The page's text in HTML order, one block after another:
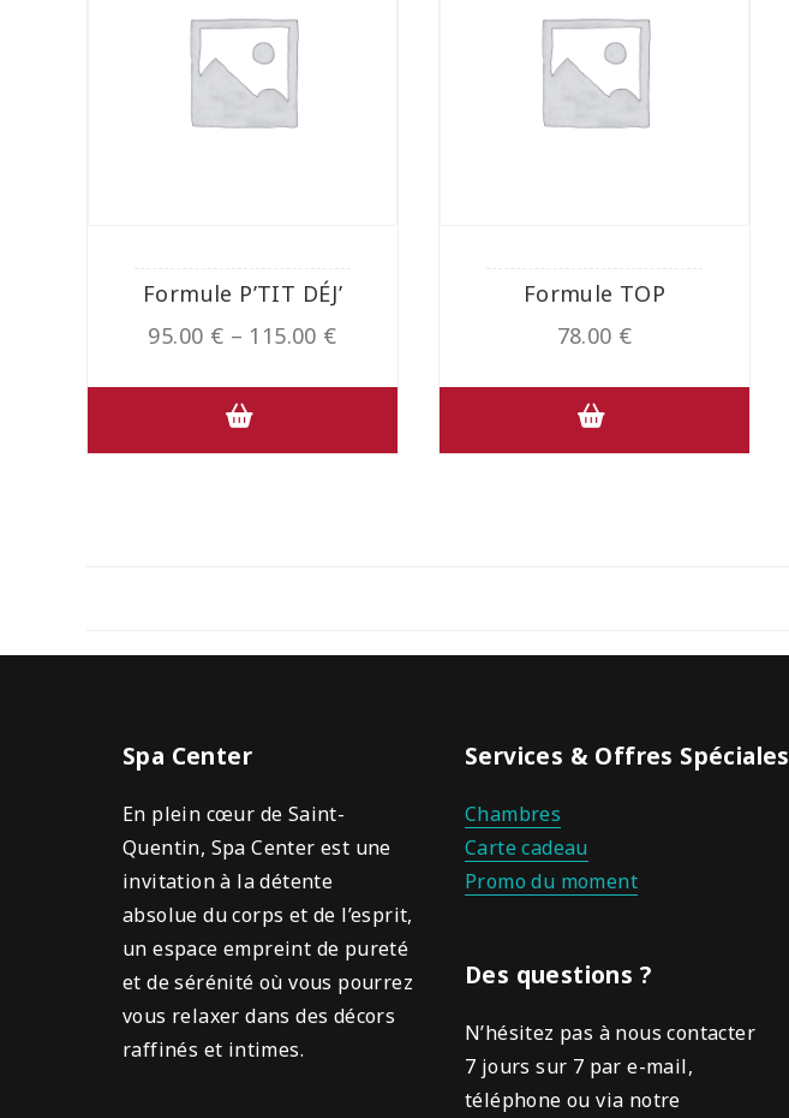
Formule P’TIT DÉJ’
95.00 € – 115.00 €
Formule TOP
78.00 €
Spa Center
En plein cœur de Saint-
Quentin, Spa Center est une
invitation à la détente
absolue du corps et de l’esprit,
un espace empreint de pureté
et de sérénité où vous pourrez
vous relaxer dans des décors
raffinés et intimes.
Services & Offres Spéciales
Chambres
Carte cadeau
Promo du moment
Des questions ?
N’hésitez pas à nous contacter
7 jours sur 7 par e-mail,
téléphone ou via notre